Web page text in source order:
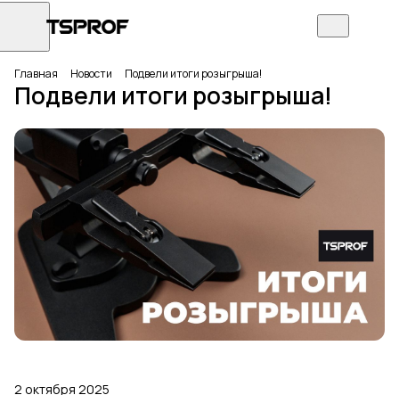
Главная Новости Подвели итоги розыгрыша!
Подвели итоги розыгрыша!
2 октября 2025